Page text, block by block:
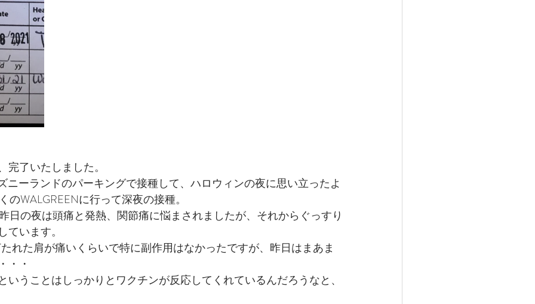
ゴグルメ
グルメ
ェディング
ワイウェディング
LA WEDDING AVENUEスタッフの1日
了いたしました。
ニーランドのパーキングで接種して、ハロウィンの夜に思い立ったよ
のWALGREENに行って深夜の接種。
日の夜は頭痛と発熱、関節痛に悩まされましたが、それからぐっすり
います。
れた肩が痛いくらいで特に副作用はなかったですが、昨日はまあま
・・
いうことはしっかりとワクチンが反応してくれているんだろうなと、